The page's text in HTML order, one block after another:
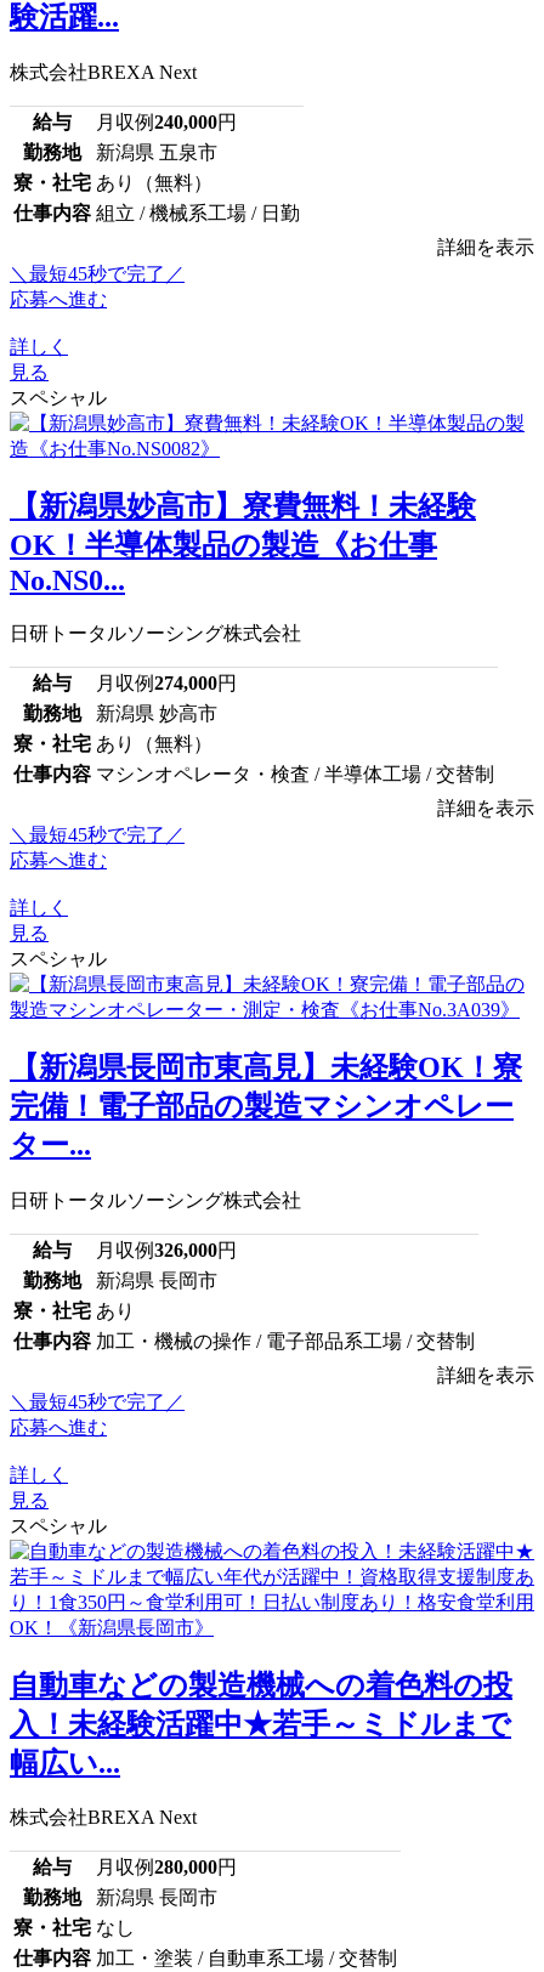
験活躍...
株式会社BREXA Next
給与 月収例240,000円
勤務地
新潟県 五泉市
寮・社宅 あり（無料）
仕事内容 組立 / 機械系工場 / 日勤
詳細を表示
＼最短45秒で完了／
応募へ進む
詳しく
見る
スペシャル
【新潟県妙高市】寮費無料！未経験
OK！半導体製品の製造《お仕事
No.NS0...
日研トータルソーシング株式会社
給与 月収例274,000円
勤務地
新潟県 妙高市
寮・社宅 あり（無料）
仕事内容 マシンオペレータ・検査 / 半導体工場 / 交替制
詳細を表示
＼最短45秒で完了／
応募へ進む
詳しく
見る
スペシャル
【新潟県長岡市東高見】未経験OK！寮
完備！電子部品の製造マシンオペレー
ター...
日研トータルソーシング株式会社
給与 月収例326,000円
勤務地
新潟県 長岡市
寮・社宅 あり
仕事内容 加工・機械の操作 / 電子部品系工場 / 交替制
詳細を表示
＼最短45秒で完了／
応募へ進む
詳しく
見る
スペシャル
自動車などの製造機械への着色料の投
入！未経験活躍中★若手～ミドルまで
幅広い...
株式会社BREXA Next
給与 月収例280,000円
勤務地
新潟県 長岡市
寮・社宅 なし
仕事内容 加工・塗装 / 自動車系工場 / 交替制